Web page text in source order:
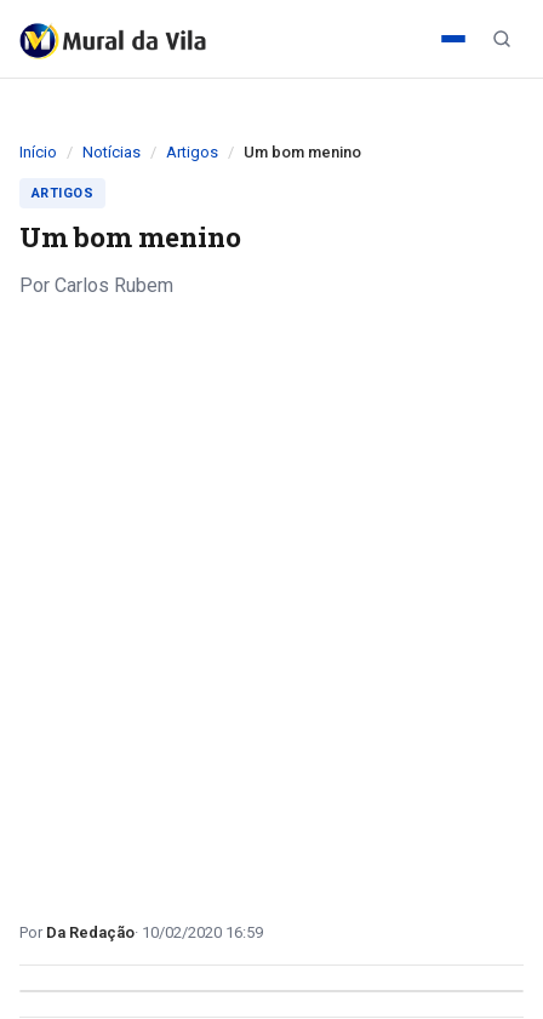
Início Notícias Artigos Um bom menino
ARTIGOS
Um bom menino
Por Carlos Rubem
Da Redação 10/02/2020 16:59